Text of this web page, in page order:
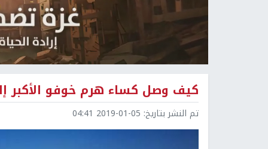
كيف وصل كساء هرم خوفو الأكبر
تم النشر بتاريخ: 2019-01-05 04:41